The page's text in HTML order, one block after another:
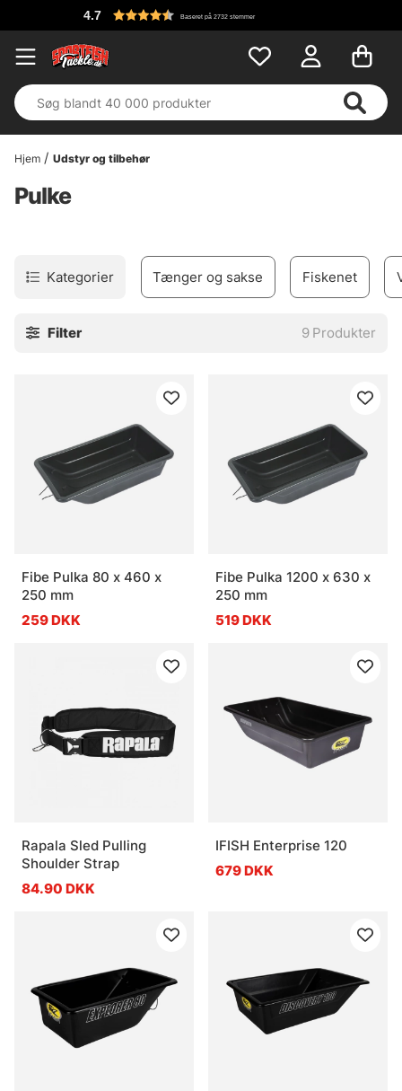
4.7 Baseret på 2732 stemmer
Hjem Udstyr og tilbehør
Pulke
Kategorier Tænger og sakse Fiskenet
Filter 9 Produkter
Fibe Pulka 80 x 460 x
250 mm
259 DKK
Fibe Pulka 1200 x 630 x
250 mm
519 DKK
Rapala Sled Pulling
Shoulder Strap
84.90 DKK
IFISH Enterprise 120
679 DKK